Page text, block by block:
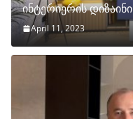
ინტერიერის დიზაინი
April 11, 2023